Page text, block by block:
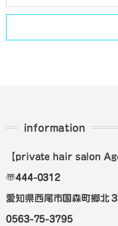
information
【private hair salon
〠444-0312
愛知県西尾市国森町郷北
0563-75-3795